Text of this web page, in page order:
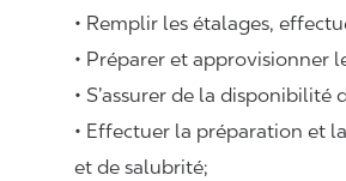
• Remplir les étalages,
• Préparer et approvisionner
• S’assurer de la
• Effectuer la préparation et
et de salubrité;